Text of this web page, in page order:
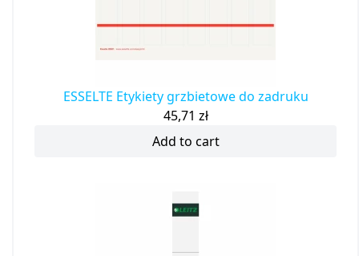
ESSELTE Etykiety grzbietowe do zadruku
45,71 zł
Add to cart